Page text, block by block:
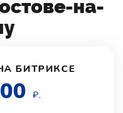
на-
БИТРИКСЕ
₽.